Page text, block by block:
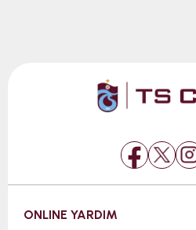
ONLINE YARDIM